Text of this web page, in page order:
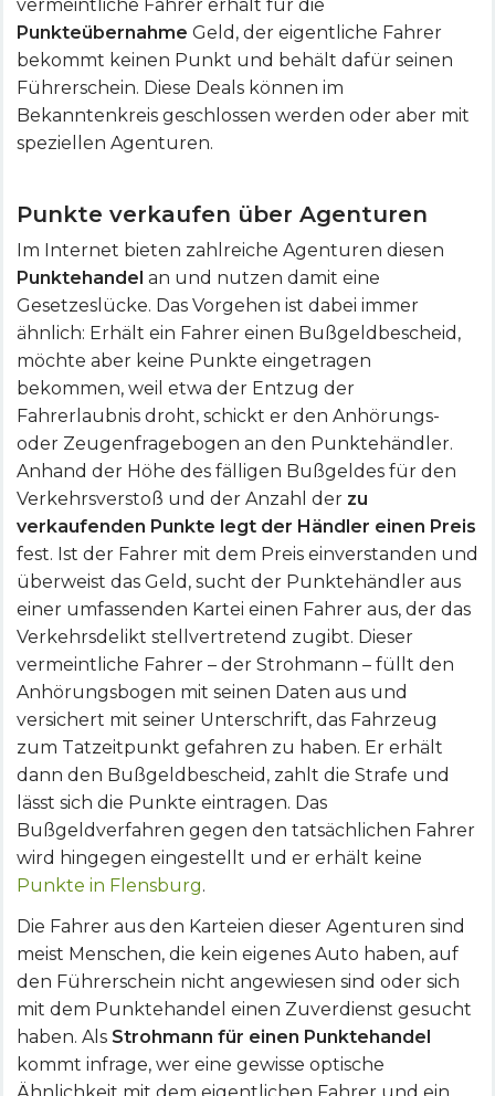
vermeintliche Fahrer erhält für die
Punkteübernahme Geld, der eigentliche Fahrer
bekommt keinen Punkt und behält dafür seinen
Führerschein. Diese Deals können im
Bekanntenkreis geschlossen werden oder aber mit
speziellen Agenturen.
Punkte verkaufen über Agenturen
Im Internet bieten zahlreiche Agenturen diesen
Punktehandel an und nutzen damit eine
Gesetzeslücke. Das Vorgehen ist dabei immer
ähnlich: Erhält ein Fahrer einen Bußgeldbescheid,
möchte aber keine Punkte eingetragen
bekommen, weil etwa der Entzug der
Fahrerlaubnis droht, schickt er den Anhörungs-
oder Zeugenfragebogen an den Punktehändler.
Anhand der Höhe des fälligen Bußgeldes für den
Verkehrsverstoß und der Anzahl der zu
verkaufenden Punkte legt der Händler einen Preis
fest. Ist der Fahrer mit dem Preis einverstanden und
überweist das Geld, sucht der Punktehändler aus
einer umfassenden Kartei einen Fahrer aus, der das
Verkehrsdelikt stellvertretend zugibt. Dieser
vermeintliche Fahrer – der Strohmann – füllt den
Anhörungsbogen mit seinen Daten aus und
versichert mit seiner Unterschrift, das Fahrzeug
zum Tatzeitpunkt gefahren zu haben. Er erhält
dann den Bußgeldbescheid, zahlt die Strafe und
lässt sich die Punkte eintragen. Das
Bußgeldverfahren gegen den tatsächlichen Fahrer
wird hingegen eingestellt und er erhält keine
Punkte in Flensburg.
Die Fahrer aus den Karteien dieser Agenturen sind
meist Menschen, die kein eigenes Auto haben, auf
den Führerschein nicht angewiesen sind oder sich
mit dem Punktehandel einen Zuverdienst gesucht
haben. Als Strohmann für einen Punktehandel
kommt infrage, wer eine gewisse optische